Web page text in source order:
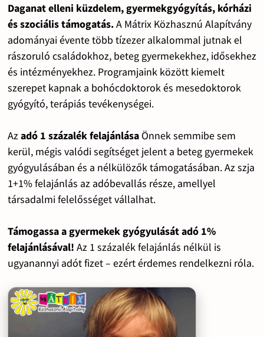
Daganat elleni küzdelem, gyermekgyógyítás, kórházi
és szociális támogatás.A Mátrix Közhasznú Alapítvány
adományai évente több tízezer alkalommal jutnak el
rászoruló családokhoz, beteg gyermekekhez, idősekhez
és intézményekhez. Programjaink között kiemelt
szerepet kapnak a bohócdoktorok és mesedoktorok
gyógyító, terápiás tevékenységei.
Az adó 1 százalék felajánlásaÖnnek semmibe sem
kerül, mégis valódi segítséget jelent a beteg gyermekek
gyógyulásában és a nélkülözők támogatásában. Az szja
1+1% felajánlás az adóbevallás része, amellyel
társadalmi felelősséget vállalhat.
Támogassa a gyermekek gyógyulását adó 1%
felajánlásával! Az 1 százalék felajánlás nélkül is
ugyanannyi adót fizet – ezért érdemes rendelkezni róla.